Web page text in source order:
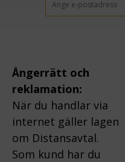
Ångerrätt och
reklamation:
När du handlar via
internet gäller lagen
om Distansavtal.
Som kund har du